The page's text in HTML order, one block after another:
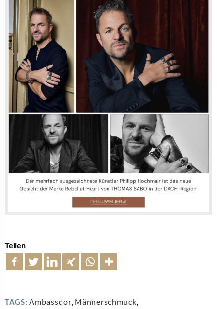
Teilen
TAGS: Ambassdor, Männerschmuck,